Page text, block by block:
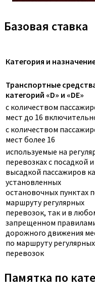
Базовая ставка
Категория и
Транспортные
категорий «D» и «DE»
с количеством
мест до 16
с количеством
мест более 16
используемые на
перевозках с посадкой и
высадкой пассажиров
установленных
остановочных пунктах
маршруту регулярных
перевозок, так и в
запрещенном
дорожного движения
по маршруту регулярных
перевозок
Памятка по